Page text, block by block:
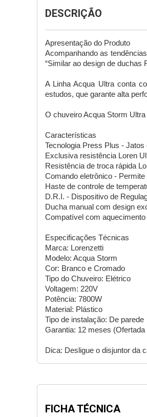
DESCRIÇÃO
Apresentação do Produto
Acompanhando as
“Similar ao design de duchas
A Linha Acqua Ultra conta
estudos, que garante alta
O chuveiro Acqua Storm
Características
Tecnologia Press Plus -
Exclusiva resistência Loren
Resistência de troca rápida
Comando eletrônico -
Haste de controle de
D.R.I. - Dispositivo de
Ducha manual com design
Compatível com
Especificações Técnicas
Marca: Lorenzetti
Modelo: Acqua Storm
Cor: Branco e Cromado
Tipo do Chuveiro: Elétrico
Voltagem: 220V
Potência: 7800W
Material: Plástico
Tipo de instalação: De parede
Garantia: 12 meses (Ofertada
Dica: Desligue o disjuntor da
FICHA TÉCNICA